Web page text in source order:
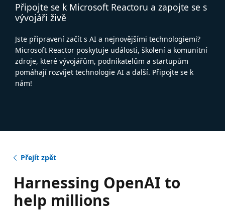
Připojte se k Microsoft Reactoru a zapojte se s
vývojáři živě
Jste připravení začít s AI a nejnovějšími technologiemi?
Microsoft Reactor poskytuje události, školení a komunitní
zdroje, které vývojářům, podnikatelům a startupům
pomáhají rozvíjet technologie AI a další. Připojte se k
nám!
Přejít zpět
Harnessing OpenAI to
help millions